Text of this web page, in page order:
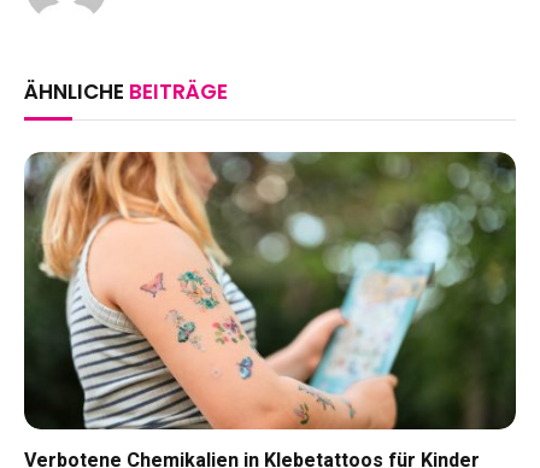
ÄHNLICHE BEITRÄGE
Verbotene Chemikalien in Klebetattoos für Kinder